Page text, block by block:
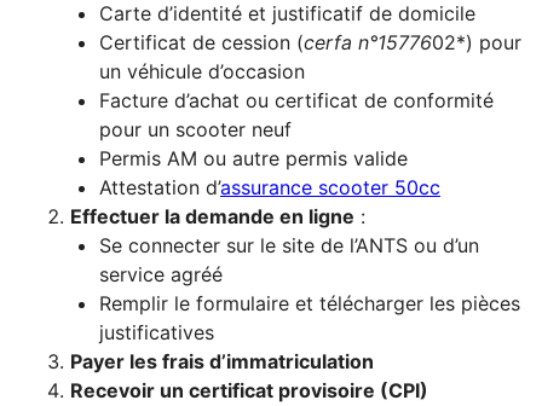
Carte d’identité et justificatif de domicile
Certificat de cession (cerfa n°1577602*) pour
un véhicule d’occasion
Facture d’achat ou certificat de conformité
pour un scooter neuf
Permis AM ou autre permis valide
Attestation d’assurance scooter 50cc
Effectuer la demande en ligne :
Se connecter sur le site de l’ANTS ou d’un
service agréé
Remplir le formulaire et télécharger les pièces
justificatives
Payer les frais d’immatriculation
Recevoir un certificat provisoire (CPI)